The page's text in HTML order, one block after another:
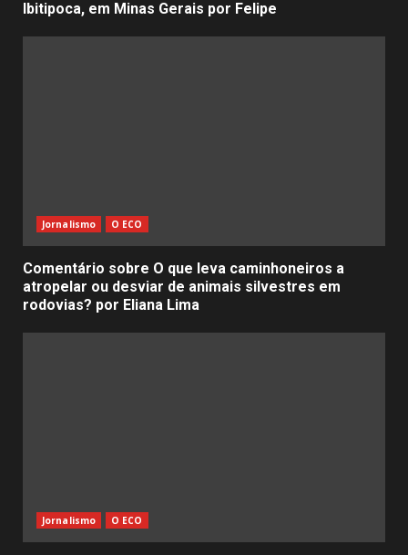
Ibitipoca, em Minas Gerais por Felipe
Jornalismo O ECO
Comentário sobre O que leva caminhoneiros a
atropelar ou desviar de animais silvestres em
rodovias? por Eliana Lima
Jornalismo O ECO